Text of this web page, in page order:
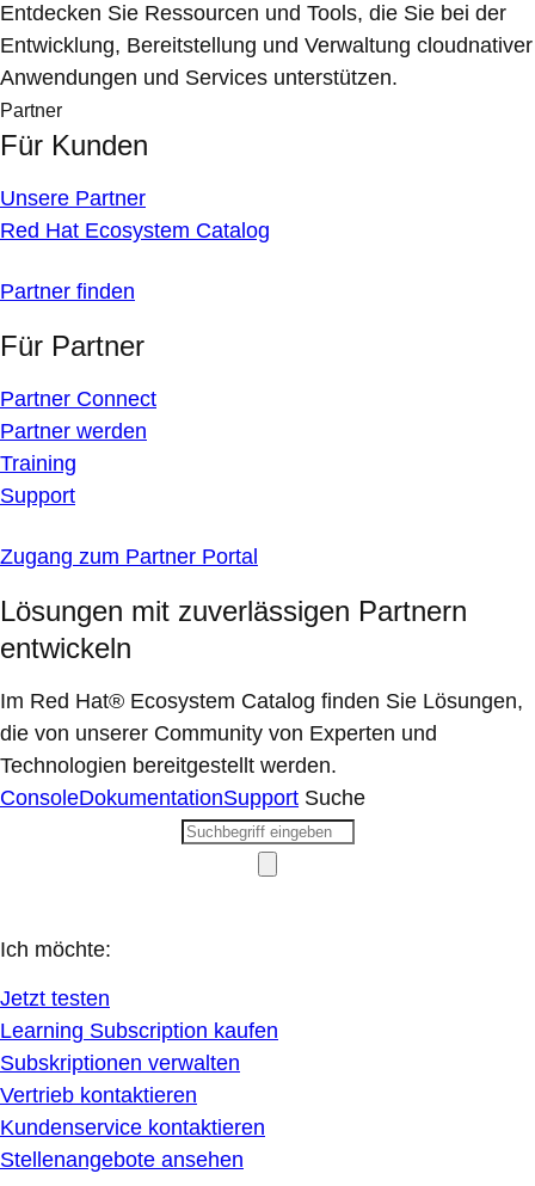
Entdecken Sie Ressourcen und Tools, die Sie bei der
Entwicklung, Bereitstellung und Verwaltung cloudnativer
Anwendungen und Services unterstützen.
Partner
Für Kunden
Unsere Partner
Red Hat Ecosystem Catalog
Partner finden
Für Partner
Partner Connect
Partner werden
Training
Support
Zugang zum Partner Portal
Lösungen mit zuverlässigen Partnern
entwickeln
Im Red Hat® Ecosystem Catalog finden Sie Lösungen,
die von unserer Community von Experten und
Technologien bereitgestellt werden.
ConsoleDokumentationSupport Suche
Ich möchte:
Jetzt testen
Learning Subscription kaufen
Subskriptionen verwalten
Vertrieb kontaktieren
Kundenservice kontaktieren
Stellenangebote ansehen